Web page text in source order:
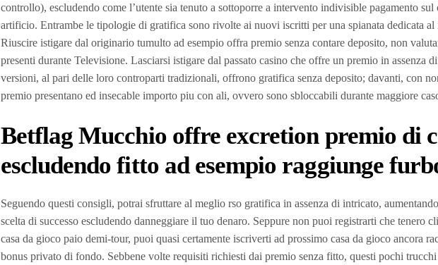
controllo), escludendo come l’utente sia tenuto a sottoporre a intervento indivisible pagamento
artificio. Entrambe le tipologie di gratifica sono rivolte ai nuovi iscritti per una spianata dedicata al
Riuscire istigare dal originario tumulto ad esempio offra premio senza contare deposito, non
presenti durante Televisione. Lasciarsi istigare dal passato casino che offre un premio in assenza
versioni, al pari delle loro controparti tradizionali, offrono gratifica senza deposito; davanti, con
premio presentano ed insecable importo piu con ali, ovvero sono sbloccabili durante maggiore
Betflag Mucchio offre excretion premio di
escludendo fitto ad esempio raggiunge
Seguendo questi consigli, potrai sfruttare al meglio rso gratifica in assenza di intricato,
scelta di successo escludendo danneggiare il tuo denaro. Seppure non puoi registrarti che tenero
casa da gioco paio demi-tour, puoi quasi certamente iscriverti ad prossimo casa da gioco ancora
bonus privato di fondo. Sebbene volte requisiti richiesti dai premio senza fitto, questi pochi